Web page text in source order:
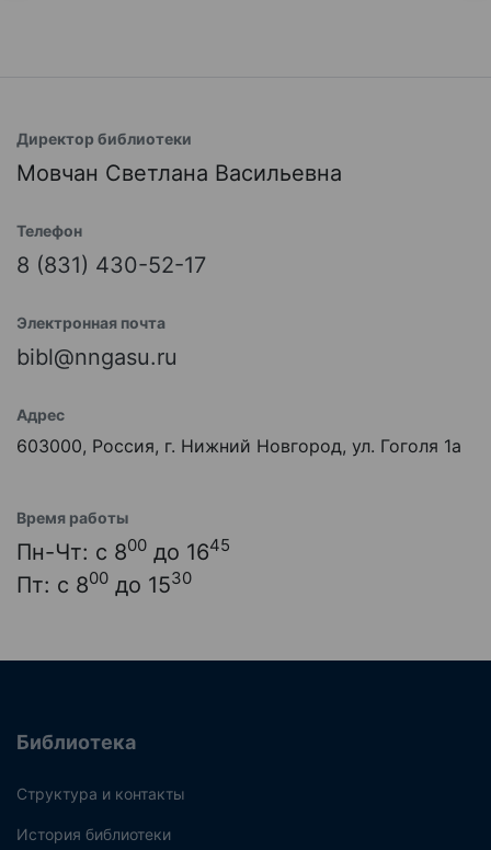
Директор библиотеки
Мовчан Светлана Васильевна
Телефон
8 (831) 430-52-17
Электронная почта
bibl@nngasu.ru
Адрес
603000, Россия, г. Нижний Новгород, ул. Гоголя 1а
Время работы
Пн-Чт: с 800 до 1645
Пт: с 800 до 1530
Библиотека
Структура и контакты
История библиотеки